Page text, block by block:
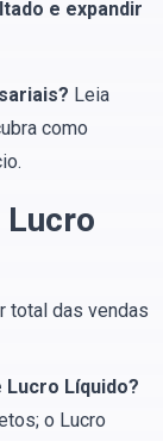
e expandir
Leia
como
Lucro
total das vendas
Líquido?
o Lucro